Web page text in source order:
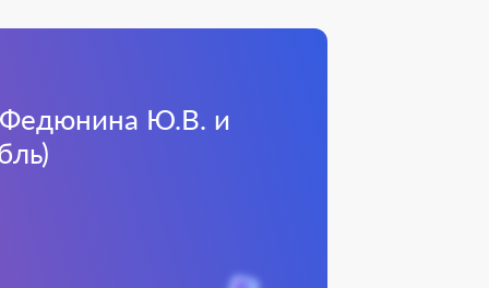
Федюнина Ю.В. и